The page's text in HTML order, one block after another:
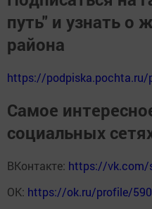
путь" и узнать о
района
https://podpiska.pochta.ru/
Самое
социальных
ВКонтакте: https://vk.com/
ОК: https://ok.ru/profile/